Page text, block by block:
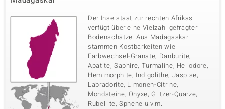
Der Inselstaat zur rechten Afrikas
verfügt über eine Vielzahl gefragter
Bodenschätze. Aus Madagaskar
stammen Kostbarkeiten wie
Farbwechsel-Granate, Danburite,
Apatite, Saphire, Turmaline, Heliodore,
Hemimorphite, Indigolithe, Jaspise,
Labradorite, Limonen-Citrine,
Mondsteine, Onyxe, Glitzer-Quarze,
Rubellite, Sphene u.v.m.